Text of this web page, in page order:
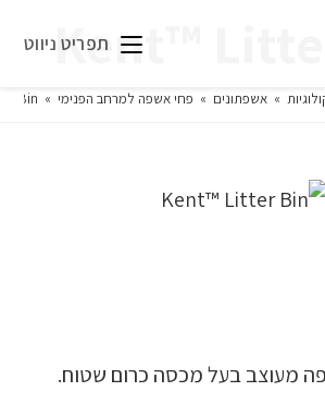
תפריט ניווט
Kent™
» אשפתונים » פחי אשפה למרחב הפנימי »
Bin